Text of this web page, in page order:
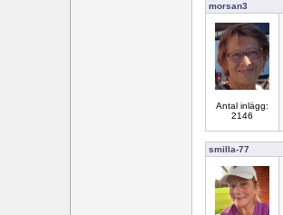
morsan3
Antal inlägg:
2146
smilla-77